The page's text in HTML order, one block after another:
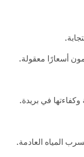
أسعارًا معقولة.
في بريدة.
المياه العادمة.